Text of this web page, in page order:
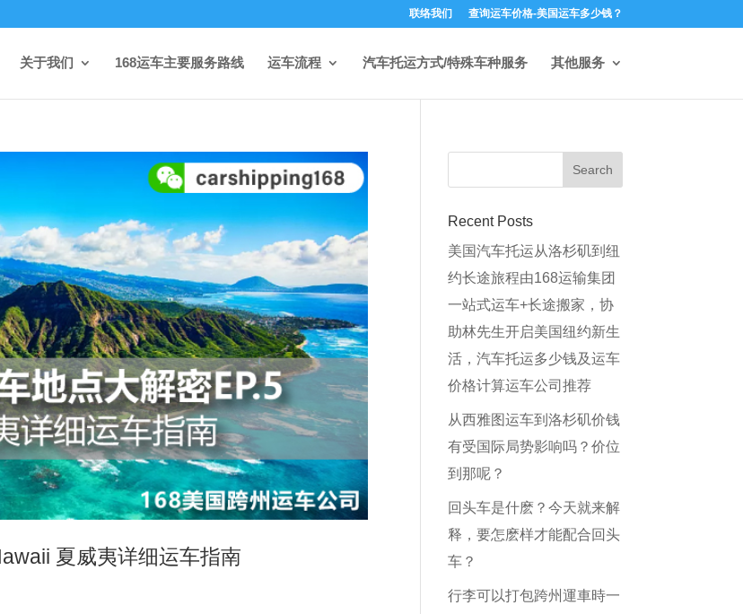
联络我们 查询运车价格-美国运车多少钱？
关于我们 168运车主要服务路线 运车流程 汽车托运方式/特殊车种服务 其他服务
夏威夷详细运车指南
Recent Posts
美国汽车托运从洛杉矶到纽
约长途旅程由168运输集团
一站式运车+长途搬家，协
助林先生开启美国纽约新生
活，汽车托运多少钱及运车
价格计算运车公司推荐
从西雅图运车到洛杉矶价钱
有受国际局势影响吗？价位
到那呢？
回头车是什麽？今天就来解
释，要怎麽样才能配合回头
车？
行李可以打包跨州運車時一